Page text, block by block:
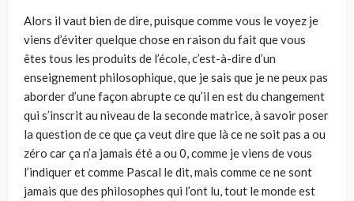
Alors il vaut bien de dire, puisque comme vous le voyez je
viens d’éviter quelque chose en raison du fait que vous
êtes tous les produits de l’école, c’est-à-dire d’un
enseignement philosophique, que je sais que je ne peux pas
aborder d’une façon abrupte ce qu’il en est du changement
qui s’inscrit au niveau de la seconde matrice, à savoir poser
la question de ce que ça veut dire que là ce ne soit pas a ou
zéro car ça n’a jamais été a ou 0, comme je viens de vous
l’indiquer et comme Pascal le dit, mais comme ce ne sont
jamais que des philosophes qui l’ont lu, tout le monde est